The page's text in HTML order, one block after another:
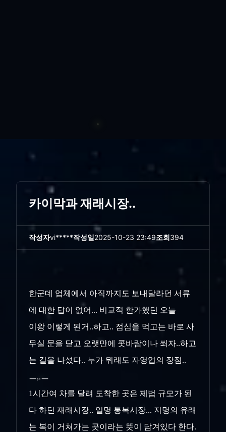
카이막과 재래시장..
작성자vi*****작성일2025-10-23 23:49조회394
한군데 업체에서 아직까지도 보내달라던 서류
에 대한 답이 없어... 비교적 한가했던 오늘
이왕 이렇게 된거..하고.. 점심을 먹고는 바로 사
무실 문을 닫고 오랫만에 콧바람이나 쐬자..하고
는 길을 나섰다.. 누가 뭐래도 자영업의 장점..
ㅡ,.ㅡ
1시간여 차를 달려 도착한 곳은 제법 규모가 된
다 하던 재래시장.. 일명 통복시장... 지명의 유래
는 복이 거쳐가는 곳이라는 뜻이 담겨있다 한다.